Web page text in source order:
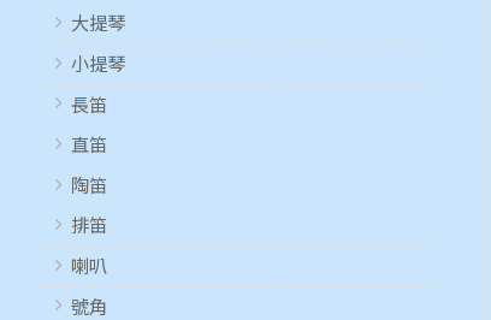
大提琴
小提琴
長笛
直笛
陶笛
排笛
喇叭
號角